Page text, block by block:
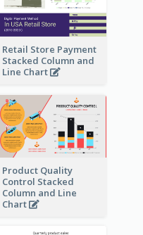
Retail Store Payment
Stacked Column and
Line Chart
Product Quality
Control Stacked
Column and Line
Chart